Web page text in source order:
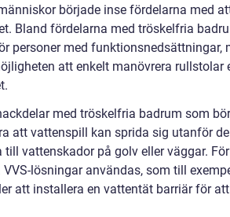
började inse fördelarna med
Bland fördelarna med tröskelfria
personer med funktionsnedsättningar,
att enkelt manövrera rullstolar
med tröskelfria badrum som bör
att vattenspill kan sprida sig utanför
vattenskador på golv eller väggar.
lösningar användas, som till
att installera en vattentät barriär för att